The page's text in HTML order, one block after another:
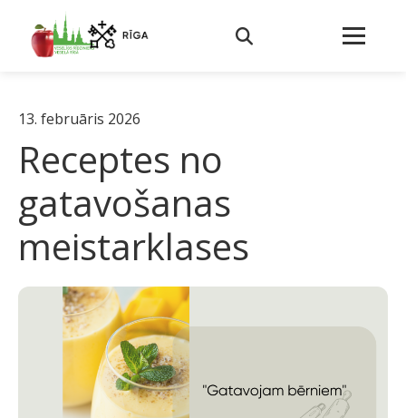
13. februāris 2026
Receptes no
gatavošanas
meistarklases